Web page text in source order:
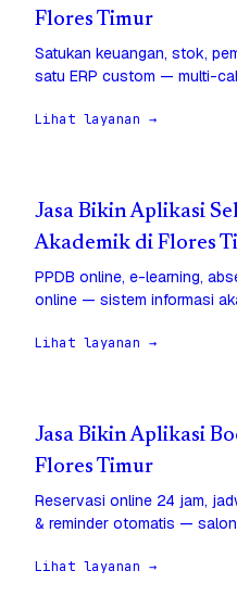
Flores Timur
Satukan keuangan, stok,
satu ERP custom — multi-
Lihat layanan →
Jasa Bikin Aplikasi
Akademik di Flores
PPDB online, e-learning,
online — sistem informasi
Lihat layanan →
Jasa Bikin Aplikasi
Flores Timur
Reservasi online 24 jam,
& reminder otomatis —
Lihat layanan →